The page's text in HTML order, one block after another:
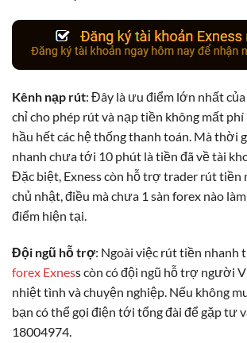
Kênh nạp rút: Đây là ưu điểm lớn nhất của
chỉ cho phép rút và nạp tiền không mất
hầu hết các hệ thống thanh toán. Mà thời
nhanh chưa tới 10 phút là tiền đã về tài
Đặc biệt, Exness còn hỗ trợ trader rút tiền
chủ nhật, điều mà chưa 1 sàn forex nào
điểm hiện tại.
Đội ngũ hỗ trợ: Ngoài việc rút tiền nhanh
forex Exness còn có đội ngũ hỗ trợ người
nhiệt tình và chuyện nghiệp. Nếu không
bạn có thể gọi điện tới tổng đài để gặp tư
18004974.